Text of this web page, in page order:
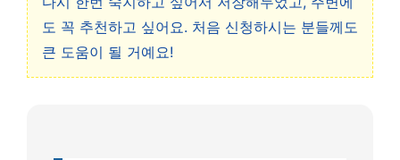
도 꼭 추천하고 싶어요. 처음 신청하시는 분들께도
큰 도움이 될 거예요!